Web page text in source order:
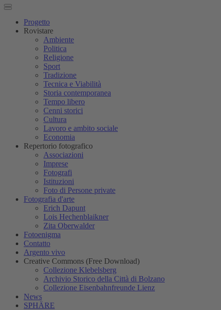
Progetto
Rovistare
Ambiente
Politica
Religione
Sport
Tradizione
Tecnica e Viabilità
Storia contemporanea
Tempo libero
Cenni storici
Cultura
Lavoro e ambito sociale
Economia
Repertorio fotografico
Associazioni
Imprese
Fotografi
Istituzioni
Foto di Persone private
Fotografia d'arte
Erich Dapunt
Lois Hechenblaikner
Zita Oberwalder
Fotoenigma
Contatto
Argento vivo
Creative Commons (Free Download)
Collezione Klebelsberg
Archivio Storico della Città di Bolzano
Collezione Eisenbahnfreunde Lienz
News
SPHÄRE